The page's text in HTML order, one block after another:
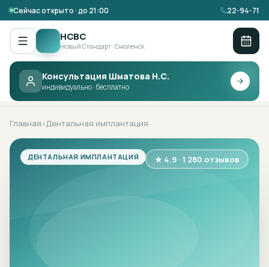
Сейчас открыто · до 21:00 22-94-71
НСВС
Новый Стандарт · Смоленск
Консультация Шматова Н.С.
индивидуально · бесплатно
НСВС ·ДЕНТАЛЬНАЯ ИМПЛАНТАЦИЯ
Главная›Дентальная имплантация
ДЕНТАЛЬНАЯ ИМПЛАНТАЦИЯ ★ 4.9 · 1 280 отзывов